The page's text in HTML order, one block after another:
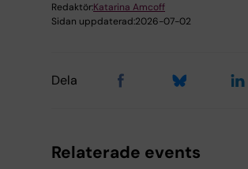
Redaktör:Katarina Amcoff
Sidan uppdaterad:2026-07-02
Dela
Relaterade events